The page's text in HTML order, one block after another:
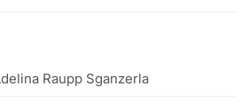
Raupp Sganzerla